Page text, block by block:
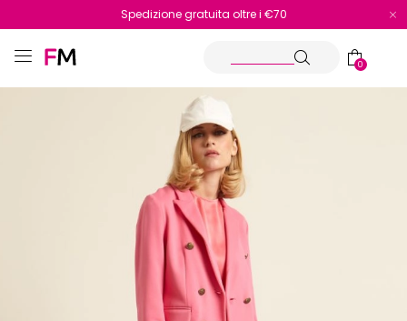
Reso facile e veloce
Spedizione gratuita oltre i €70
0